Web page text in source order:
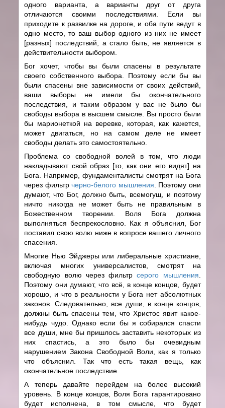
одного варианта, а варианты друг от друга
отличаются своими последствиями. Если вы
приходите к развилке на дороге, и оба пути ведут в
одно место, то ваш выбор одного из них не имеет
[разных] последствий, а стало быть, не является в
действительности выбором.
Бог хочет, чтобы вы были спасены в результате
своего собственного выбора. Поэтому если бы вы
были спасены вне зависимости от своих действий,
ваши выборы не имели бы окончательного
последствия, и таким образом у вас не было бы
свободы выбора в высшем смысле. Вы просто были
бы марионеткой на веревке, которая, как кажется,
может двигаться, но на самом деле не имеет
свободы делать это самостоятельно.
Проблема со свободной волей в том, что люди
накладывают свой образ [то, как они его видят] на
Бога. Например, фундаменталисты смотрят на Бога
через фильтрчерно-белого мышления . Поэтому они
думают, что Бог, должно быть, всемогущ, и поэтому
ничто никогда не может быть не правильным в
Божественном творении. Воля Бога должна
выполняться беспрекословно. Как я объяснил, Бог
поставил свою волю ниже в вопросе вашего личного
спасения.
Многие Нью Эйджеры или либеральные христиане,
включая многих универсалистов, смотрят на
свободную волю через фильтрсерого мышления
Поэтому они думают, что всё, в конце концов, будет
хорошо, и что в реальности у Бога нет абсолютных
законов. Следовательно, все души, в конце концов,
должны быть спасены тем, что Христос явит какое-
нибудь чудо. Однако если бы я собирался спасти
все души, мне бы пришлось заставить некоторых из
них спастись, а это было бы очевидным
нарушением Закона Свободной Воли, как я только
что объяснил. Так что есть такая вещь, как
окончательное последствие.
А теперь давайте перейдем на более высокий
уровень. В конце концов, Воля Бога гарантировано
будет исполнена, в том смысле, что будет